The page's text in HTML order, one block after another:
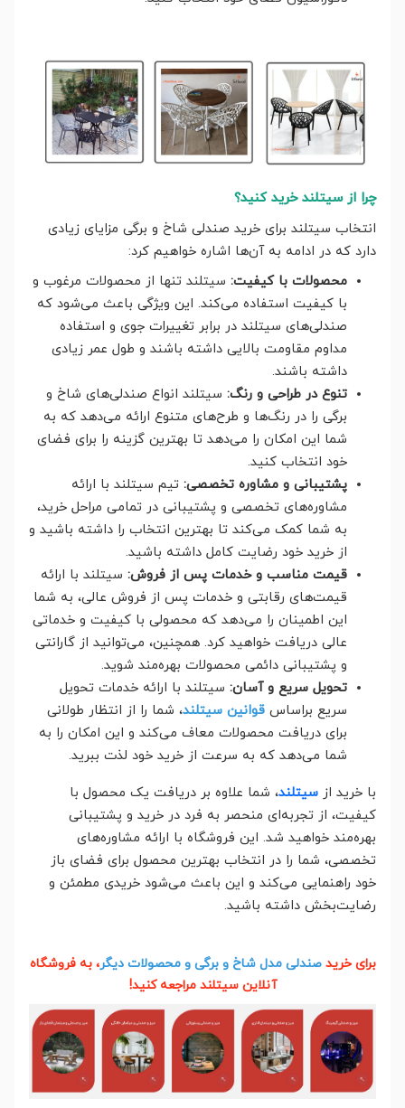
چرا از سیتلند خرید کنید؟
انتخاب سیتلند برای خرید صندلی شاخ و برگی مزایای زیادی
دارد که در ادامه به آن‌ها اشاره خواهیم کرد:
محصولات با کیفیت: سیتلند تنها از محصولات مرغوب و
با کیفیت استفاده می‌کند. این ویژگی باعث می‌شود که
صندلی‌های سیتلند در برابر تغییرات جوی و استفاده
مداوم مقاومت بالایی داشته باشند و طول عمر زیادی
داشته باشند.
تنوع در طراحی و رنگ: سیتلند انواع صندلی‌های شاخ و
برگی را در رنگ‌ها و طرح‌های متنوع ارائه می‌دهد که به
شما این امکان را می‌دهد تا بهترین گزینه را برای فضای
خود انتخاب کنید.
پشتیبانی و مشاوره تخصصی: تیم سیتلند با ارائه
مشاوره‌های تخصصی و پشتیبانی در تمامی مراحل خرید،
به شما کمک می‌کند تا بهترین انتخاب را داشته باشید و
از خرید خود رضایت کامل داشته باشید.
قیمت مناسب و خدمات پس از فروش: سیتلند با ارائه
قیمت‌های رقابتی و خدمات پس از فروش عالی، به شما
این اطمینان را می‌دهد که محصولی با کیفیت و خدماتی
عالی دریافت خواهید کرد. همچنین، می‌توانید از گارانتی
و پشتیبانی دائمی محصولات بهره‌مند شوید.
تحویل سریع و آسان: سیتلند با ارائه خدمات تحویل
سریع براساس قوانین سیتلند، شما را از انتظار طولانی
برای دریافت محصولات معاف می‌کند و این امکان را به
شما می‌دهد که به سرعت از خرید خود لذت ببرید.
با خرید از سیتلند، شما علاوه بر دریافت یک محصول با
کیفیت، از تجربه‌ای منحصر به فرد در خرید و پشتیبانی
بهره‌مند خواهید شد. این فروشگاه با ارائه مشاوره‌های
تخصصی، شما را در انتخاب بهترین محصول برای فضای باز
خود راهنمایی می‌کند و این باعث می‌شود خریدی مطمئن و
رضایت‌بخش داشته باشید.
برای خریدصندلی مدل شاخ و برگی و محصولات دیگر، به فروشگاه
آنلاین سیتلند مراجعه کنید!